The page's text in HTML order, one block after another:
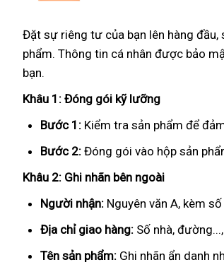
Đặt sự riêng tư của bạn lên hàng
phẩm. Thông tin cá nhân được bảo
bạn.
Khâu 1: Đóng gói kỹ lưỡng
Bước 1: Kiểm tra sản phẩm để
Bước 2: Đóng gói vào hộp sản
Khâu 2: Ghi nhãn bên ngoài
Người nhận: Nguyên văn A, kèm
Địa chỉ giao hàng: Số nhà,
Tên sản phẩm: Ghi nhãn ẩn danh